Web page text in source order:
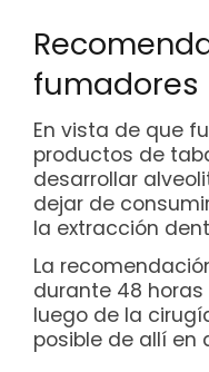
fumadores
En vista de que
productos de
desarrollar
dejar de
la extracción
La
durante 48
luego de la
posible de allí en